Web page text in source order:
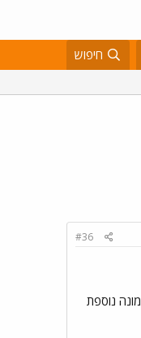
חיפוש
#36
נוספת